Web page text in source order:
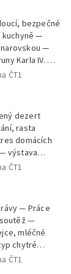
bezpečné
—
—
Karla IV. —
Šindel
ČT1
dezert
rasta
domácích
výstava
ČT1
— Práce
—
mléčné
chytré
+
ČT1